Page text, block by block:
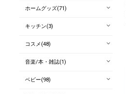
ホームグッズ(71)
キッチン(3)
コスメ(48)
音楽/本・雑誌(1)
ベビー(98)